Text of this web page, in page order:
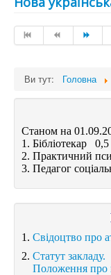
Ви тут: Головна
Станом на
1. Бібліотекар 0,5
2. Практичний
3. Педагог
1. Свідоцтво про
2. Статут закладу.
Положення про